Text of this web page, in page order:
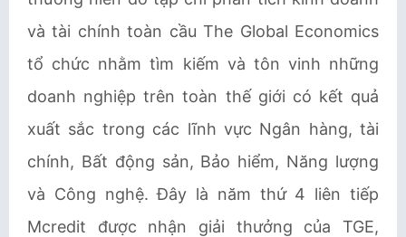
và tài chính toàn cầu The Global Economics
tổ chức nhằm tìm kiếm và tôn vinh những
doanh nghiệp trên toàn thế giới có kết quả
xuất sắc trong các lĩnh vực Ngân hàng, tài
chính, Bất động sản, Bảo hiểm, Năng lượng
và Công nghệ. Đây là năm thứ 4 liên tiếp
Mcredit được nhận giải thưởng của TGE,